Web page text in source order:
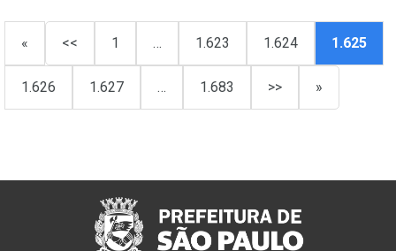
« << 1 … 1.623 1.624 1.625
1.626 1.627 … 1.683 >> »